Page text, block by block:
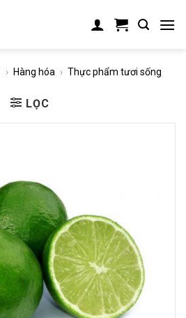
› Hàng hóa › Thực phẩm tươi sống
LỌC